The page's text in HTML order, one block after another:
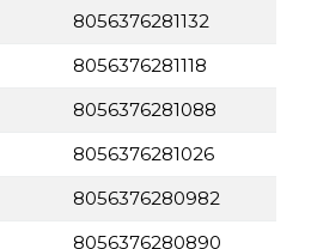
8056376281132
8056376281118
8056376281088
8056376281026
8056376280982
8056376280890